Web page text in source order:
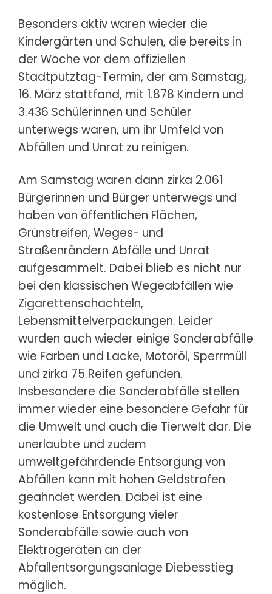
Besonders aktiv waren wieder die
Kindergärten und Schulen, die bereits in
der Woche vor dem offiziellen
Stadtputztag-Termin, der am Samstag,
16. März stattfand, mit 1.878 Kindern und
3.436 Schülerinnen und Schüler
unterwegs waren, um ihr Umfeld von
Abfällen und Unrat zu reinigen.
Am Samstag waren dann zirka 2.061
Bürgerinnen und Bürger unterwegs und
haben von öffentlichen Flächen,
Grünstreifen, Weges- und
Straßenrändern Abfälle und Unrat
aufgesammelt. Dabei blieb es nicht nur
bei den klassischen Wegeabfällen wie
Zigarettenschachteln,
Lebensmittelverpackungen. Leider
wurden auch wieder einige Sonderabfälle
wie Farben und Lacke, Motoröl, Sperrmüll
und zirka 75 Reifen gefunden.
Insbesondere die Sonderabfälle stellen
immer wieder eine besondere Gefahr für
die Umwelt und auch die Tierwelt dar. Die
unerlaubte und zudem
umweltgefährdende Entsorgung von
Abfällen kann mit hohen Geldstrafen
geahndet werden. Dabei ist eine
kostenlose Entsorgung vieler
Sonderabfälle sowie auch von
Elektrogeräten an der
Abfallentsorgungsanlage Diebesstieg
möglich.